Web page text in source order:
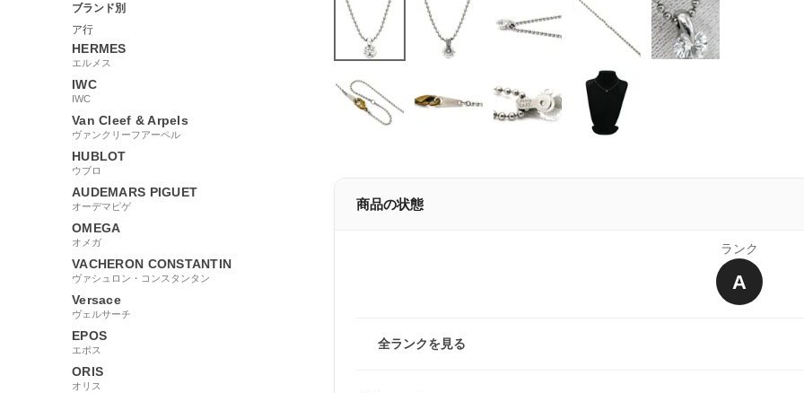
ブランド別
ア行
HERMES
エルメス
IWC
IWC
Van Cleef & Arpels
ヴァンクリーフアーペル
HUBLOT
ウブロ
AUDEMARS PIGUET
オーデマピゲ
OMEGA
オメガ
VACHERON CONSTANTIN
ヴァシュロン・コンスタンタン
Versace
ヴェルサーチ
EPOS
エポス
ORIS
オリス
商品の状態
ランク
A
全ランクを見る